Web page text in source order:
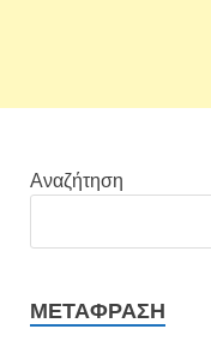
Αναζήτηση
ΜΕΤΆΦΡΑΣΗ